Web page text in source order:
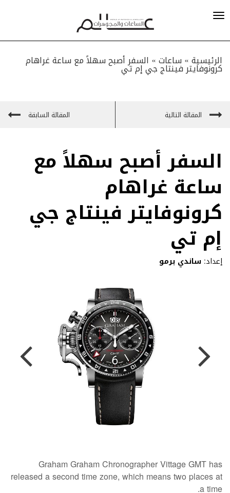
الرئيسية » ساعات» السفر أصبح سهلاً مع ساعة غراهام
كرونوفايتر فينتاج جي إم تي
المقالة التالية المقالة السابقة
السفر أصبح سهلاً مع
ساعة غراهام
كرونوفايتر فينتاج جي
إم تي
إعداد: ساندي برمو
GrahamGraham Chronographer Vittage GMThas
releaseda second time zone, which means two places at
a time.